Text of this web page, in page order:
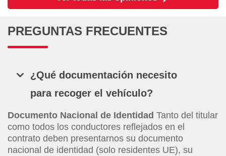
PREGUNTAS FRECUENTES
¿Qué documentación necesito
para recoger el vehículo?
Documento Nacional de Identidad Tanto del titular
como todos los conductores reflejados en el
contrato deben presentarnos su documento
nacional de identidad (solo residentes UE), su